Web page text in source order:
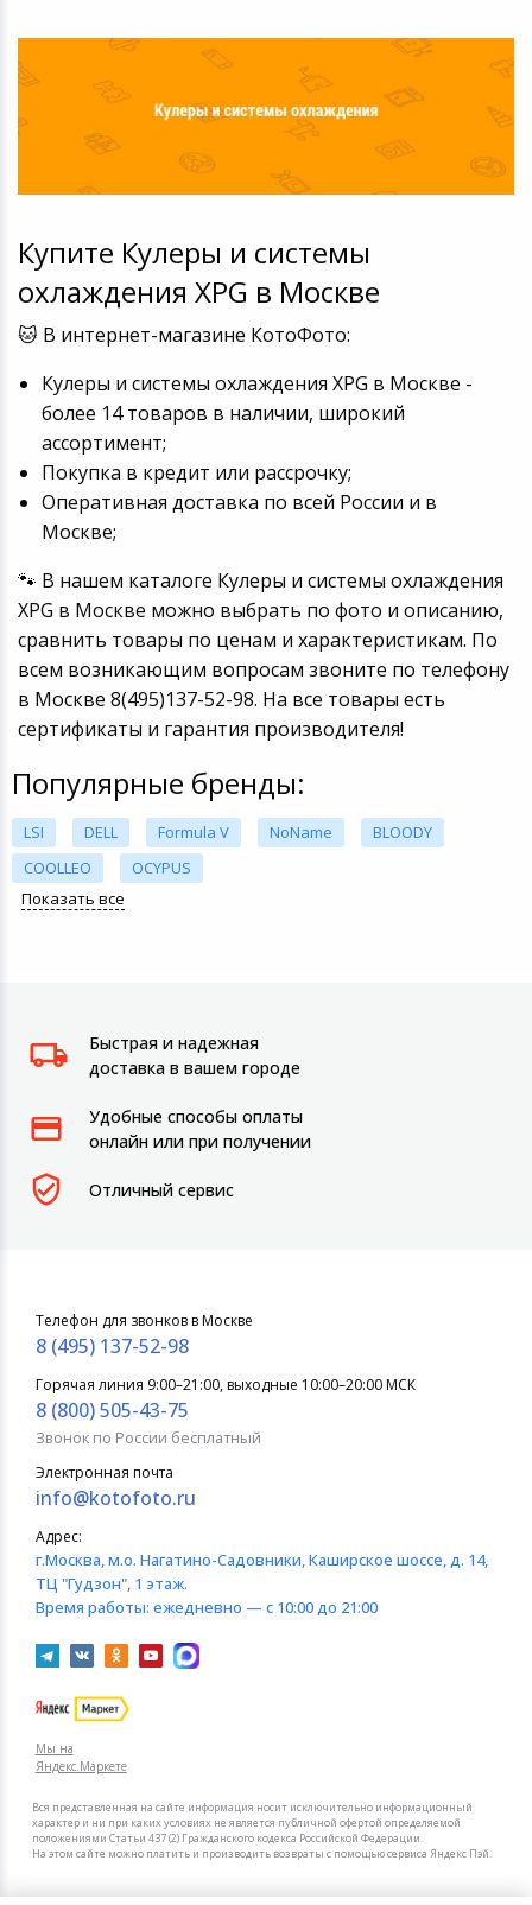
Купите Кулеры и системы
охлаждения XPG в Москве
🐱 В интернет-магазине КотоФото:
Кулеры и системы охлаждения XPG в Москве -
более 14 товаров в наличии, широкий
ассортимент;
Покупка в кредит или рассрочку;
Оперативная доставка по всей России и в
Москве;
🐾 В нашем каталоге Кулеры и системы охлаждения
XPG в Москве можно выбрать по фото и описанию,
сравнить товары по ценам и характеристикам. По
всем возникающим вопросам звоните по телефону
в Москве 8(495)137-52-98. На все товары есть
сертификаты и гарантия производителя!
Популярные бренды:
LSI DELL Formula V NoName
BLOODY
COOLLEO
OCYPUS
Показать все
Быстрая и надежная
доставка в вашем городе
Удобные способы оплаты
онлайн или при получении
Отличный сервис
Мы на
Яндекс.Маркете
Телефон для звонков в Москве
8 (495) 137-52-98
Горячая линия 9:00–21:00, выходные 10:00–20:00 МСК
8 (800) 505-43-75
Звонок по России бесплатный
Электронная почта
info@kotofoto.ru
Адрес:
г.Москва, м.о. Нагатино-Садовники, Каширское шоссе, д. 14,
ТЦ "Гудзон", 1 этаж.
Время работы: ежедневно — с 10:00 до 21:00
Вся представленная на сайте информация носит исключительно информационный
характер и ни при каких условиях не является публичной офертой определяемой
положениями Статьи 437 (2) Гражданского кодекса Российской Федерации.
На этом сайте можно платить и производить возвраты с помощью сервиса Яндекс Пэй.